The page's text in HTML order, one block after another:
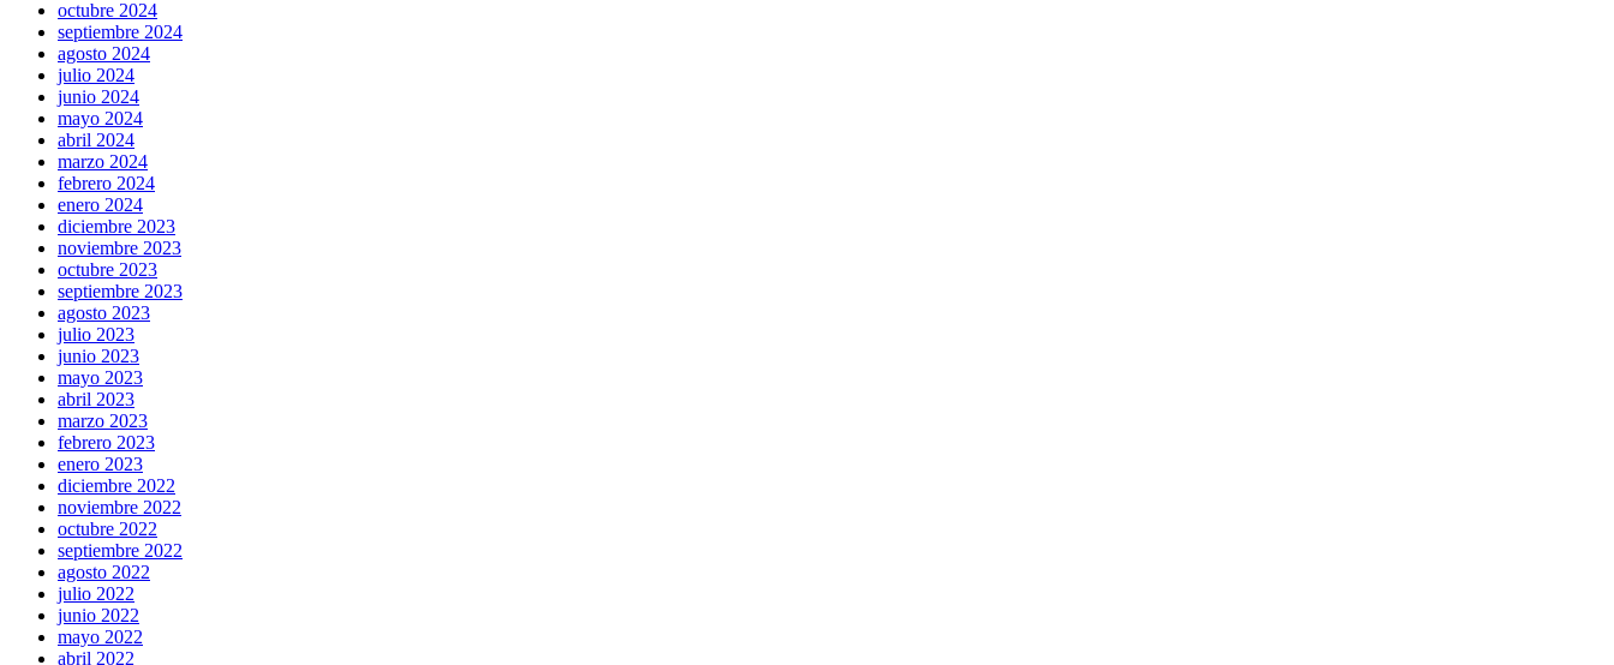
octubre 2024
septiembre 2024
agosto 2024
julio 2024
junio 2024
mayo 2024
abril 2024
marzo 2024
febrero 2024
enero 2024
diciembre 2023
noviembre 2023
octubre 2023
septiembre 2023
agosto 2023
julio 2023
junio 2023
mayo 2023
abril 2023
marzo 2023
febrero 2023
enero 2023
diciembre 2022
noviembre 2022
octubre 2022
septiembre 2022
agosto 2022
julio 2022
junio 2022
mayo 2022
abril 2022